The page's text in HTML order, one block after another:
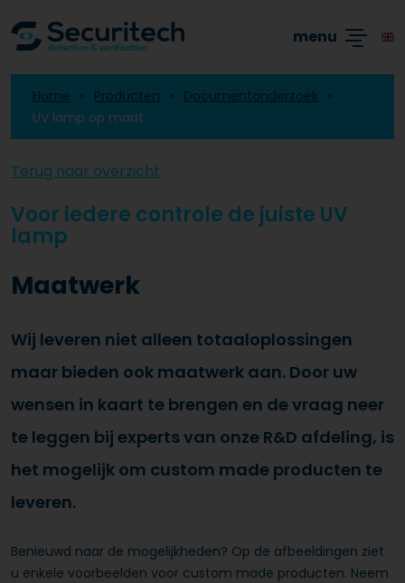
Academy
Producten
Branches
Blogs
menu
Home Producten
Documentonderzoek
UV lamp op maat
Terug naar overzicht
Voor iedere controle de juiste UV
lamp
Maatwerk
Wij leveren niet alleen totaaloplossingen
maar bieden ook maatwerk aan. Door uw
wensen in kaart te brengen en de vraag neer
te leggen bij experts van onze R&D afdeling, is
het mogelijk om custom made producten te
leveren.
Benieuwd naar de mogelijkheden? Op de afbeeldingen ziet
u enkele voorbeelden voor custom made producten. Neem